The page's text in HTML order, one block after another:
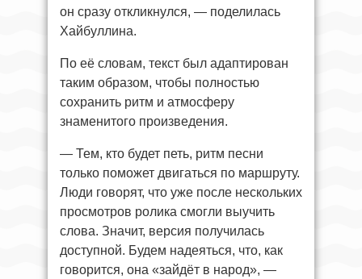
он сразу откликнулся, — поделилась
Хайбуллина.
По её словам, текст был адаптирован
таким образом, чтобы полностью
сохранить ритм и атмосферу
знаменитого произведения.
— Тем, кто будет петь, ритм песни
только поможет двигаться по маршруту.
Люди говорят, что уже после нескольких
просмотров ролика смогли выучить
слова. Значит, версия получилась
доступной. Будем надеяться, что, как
говорится, она «зайдёт в народ», —